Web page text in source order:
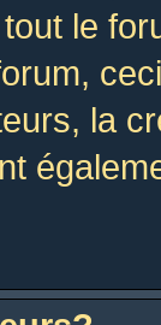
le
la